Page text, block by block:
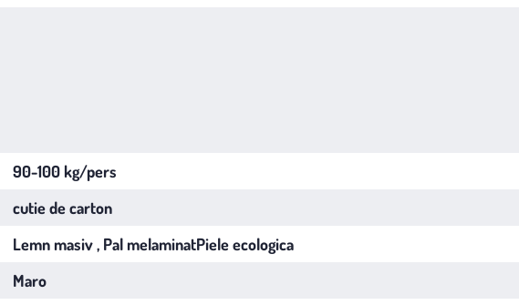
90-100 kg/pers
cutie de carton
Lemn masiv , Pal melaminatPiele ecologica
Maro